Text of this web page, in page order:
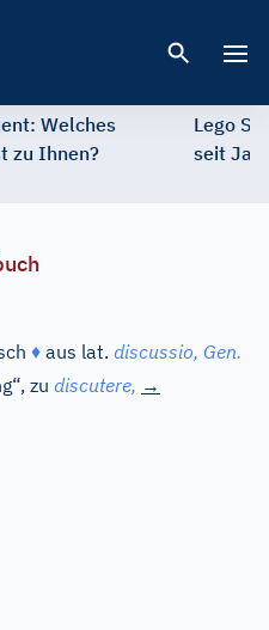
Welches
zu Ihnen?
Lego
seit
♦ aus lat. discussio, Gen.
zu discutere, →